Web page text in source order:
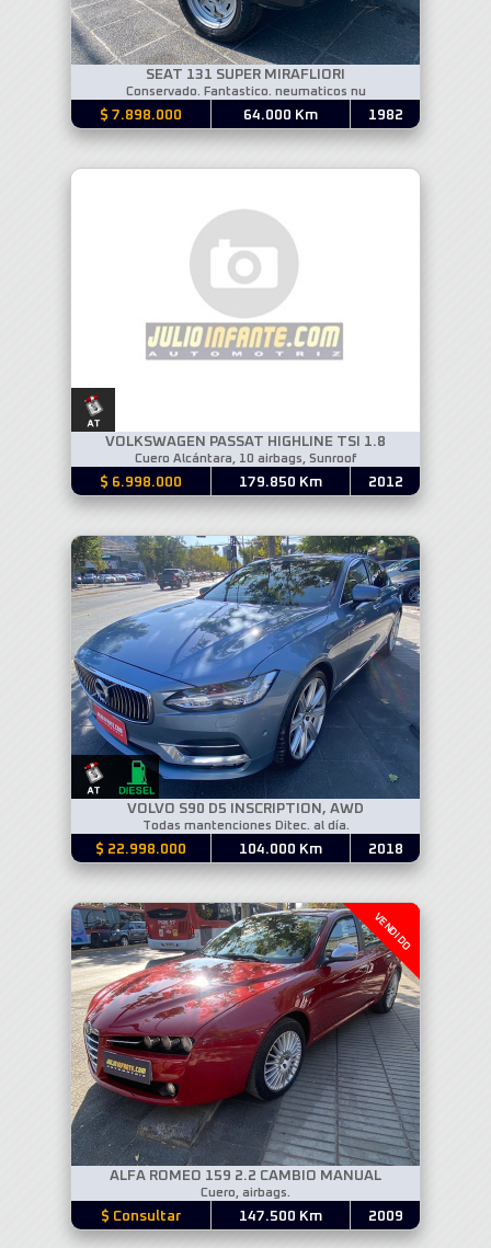
SEAT 131 SUPER MIRAFLIORI
Conservado. Fantastico. neumaticos nu
$ 7.898.000 64.000 Km 1982
VOLKSWAGEN PASSAT HIGHLINE TSI 1.8
Cuero Alcántara, 10 airbags, Sunroof
$ 6.998.000 179.850 Km 2012
VOLVO S90 D5 INSCRIPTION, AWD
Todas mantenciones Ditec. al día.
$ 22.998.000 104.000 Km 2018
VENDIDO
ALFA ROMEO 159 2.2 CAMBIO MANUAL
Cuero, airbags.
$ Consultar 147.500 Km 2009